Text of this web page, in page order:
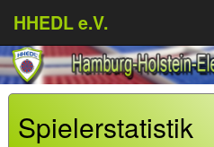
HHEDL e.V.
Spielerstatistik